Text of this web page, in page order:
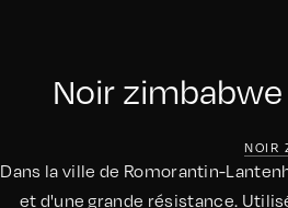
Noir
NOIR
Dans la ville de Romorantin-
et d'une grande résistance.